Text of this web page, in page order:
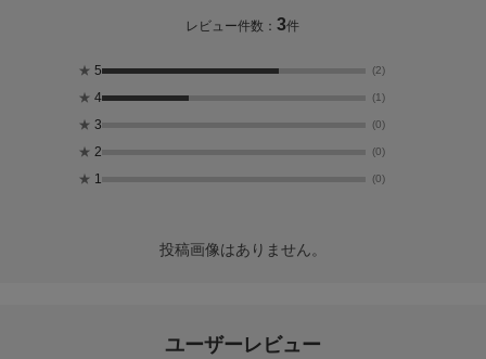
レビュー件数：3件
★ 5 (2)
★ 4 (1)
★ 3 (0)
★ 2 (0)
★ 1 (0)
投稿画像はありません。
ユーザーレビュー